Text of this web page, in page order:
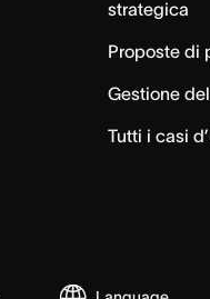
strategica
Proposte di
Gestione
Tutti i casi